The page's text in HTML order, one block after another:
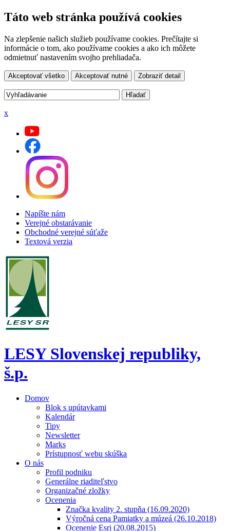
Táto web stránka používá cookies
Na zlepšenie našich služieb používame cookies. Prečítajte si
informácie o tom, ako používame cookies a ako ich môžete
odmietnuť nastavením svojho prehliadača.
Akceptovať všetko Akceptovať nutné Zobraziť detail
x
Napíšte nám
Verejné obstarávanie
Obchodné verejné súťaže
Textová verzia
LESY Slovenskej republiky,
š.p.
Domov
Blok s upútavkami
Kalendár
Tipy
Newsletter
Marks
Prístupnosť webu skúška
O nás
Profil podniku
Generálne riaditeľstvo
Organizačné zložky
Ocenenia
Značka kvality 2. stupňa (16.09.2020)
Výročná cena Pamiatky a múzeá (26.10.2018)
Ocenenie Esri (20.08.2015)